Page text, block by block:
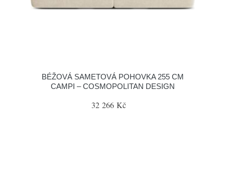
BÉŽOVÁ SAMETOVÁ POHOVKA 255 CM
CAMPI – COSMOPOLITAN DESIGN
32 266 Kč